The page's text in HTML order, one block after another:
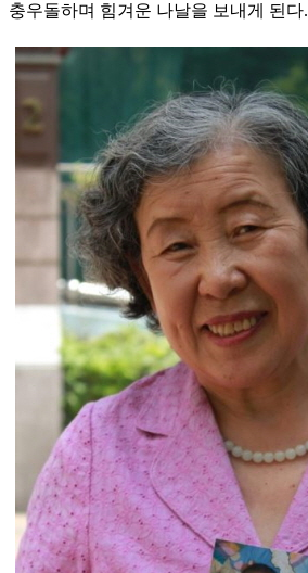
충우돌하며 힘겨운 나날을 보내게 된다.